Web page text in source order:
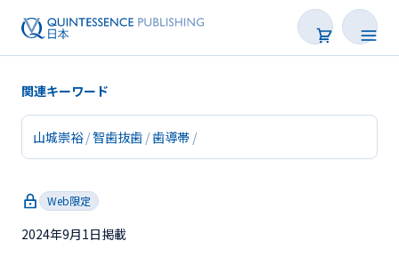
新着
関連キーワード
山城崇裕 智歯抜歯 歯導帯
Web限定
2024年9月1日掲載